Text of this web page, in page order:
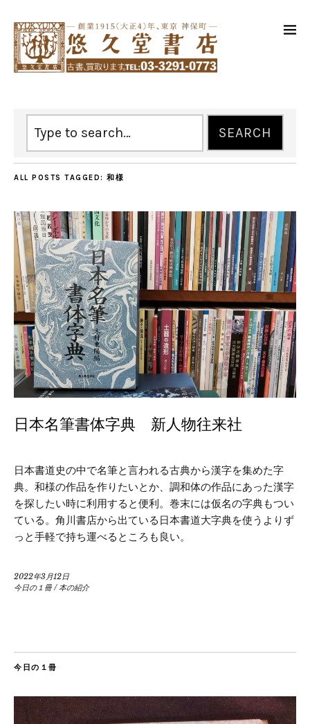
ALL POSTS TAGGED: 和様
日本名筆書体字典 新人物往来社
日本書道史の中で名筆と言われる古典から漢字を集めた字
典。和様の作品を作りたいとか、調和体の作品にあった漢字
を探したい時に利用すると便利。巻末には仮名の字典もつい
ている。角川書店から出ている日本書道大字典を使うよりず
っと手軽で持ち運べるところも良い。
2022年3月12日
今日の１冊/本の紹介
今日の１冊